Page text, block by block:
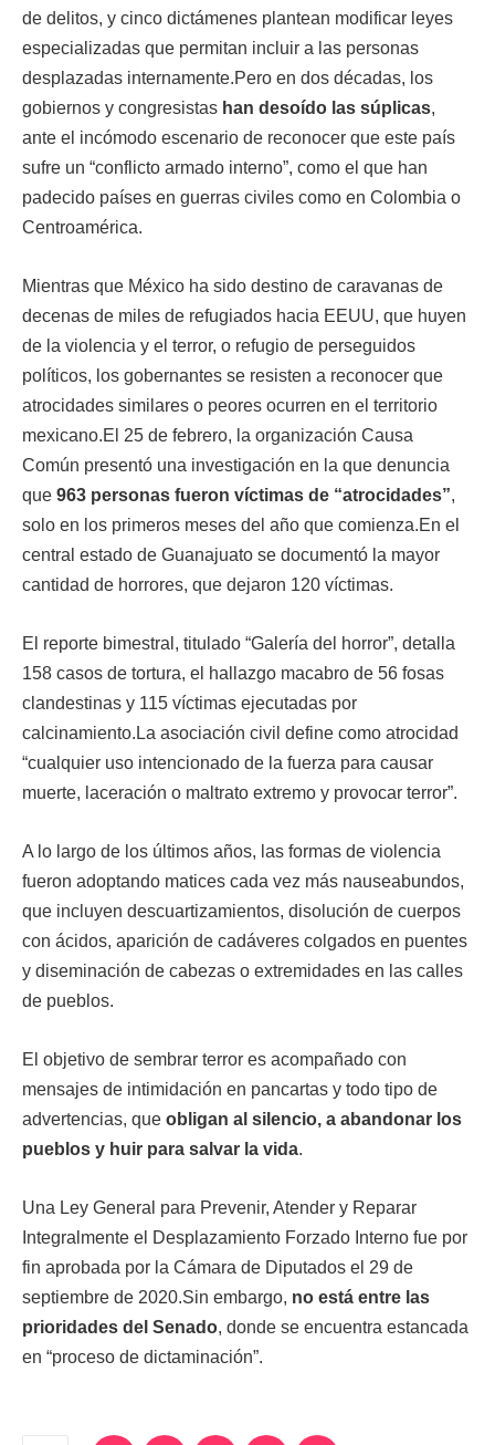
de delitos, y cinco dictámenes plantean modificar leyes
especializadas que permitan incluir a las personas
desplazadas internamente.Pero en dos décadas, los
gobiernos y congresistas han desoído las súplicas,
ante el incómodo escenario de reconocer que este país
sufre un “conflicto armado interno”, como el que han
padecido países en guerras civiles como en Colombia o
Centroamérica.
Mientras que México ha sido destino de caravanas de
decenas de miles de refugiados hacia EEUU, que huyen
de la violencia y el terror, o refugio de perseguidos
políticos, los gobernantes se resisten a reconocer que
atrocidades similares o peores ocurren en el territorio
mexicano.El 25 de febrero, la organización Causa
Común presentó una investigación en la que denuncia
que 963 personas fueron víctimas de “atrocidades”,
solo en los primeros meses del año que comienza.En el
central estado de Guanajuato se documentó la mayor
cantidad de horrores, que dejaron 120 víctimas.
El reporte bimestral, titulado “Galería del horror”, detalla
158 casos de tortura, el hallazgo macabro de 56 fosas
clandestinas y 115 víctimas ejecutadas por
calcinamiento.La asociación civil define como atrocidad
“cualquier uso intencionado de la fuerza para causar
muerte, laceración o maltrato extremo y provocar terror”.
A lo largo de los últimos años, las formas de violencia
fueron adoptando matices cada vez más nauseabundos,
que incluyen descuartizamientos, disolución de cuerpos
con ácidos, aparición de cadáveres colgados en puentes
y diseminación de cabezas o extremidades en las calles
de pueblos.
El objetivo de sembrar terror es acompañado con
mensajes de intimidación en pancartas y todo tipo de
advertencias, que obligan al silencio, a abandonar los
pueblos y huir para salvar la vida.
Una Ley General para Prevenir, Atender y Reparar
Integralmente el Desplazamiento Forzado Interno fue por
fin aprobada por la Cámara de Diputados el 29 de
septiembre de 2020.Sin embargo, no está entre las
prioridades del Senado, donde se encuentra estancada
en “proceso de dictaminación”.